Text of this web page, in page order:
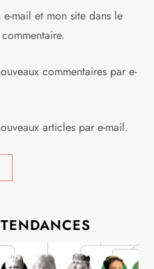
mail et mon site dans le
commentaires par e-
articles par e-mail.